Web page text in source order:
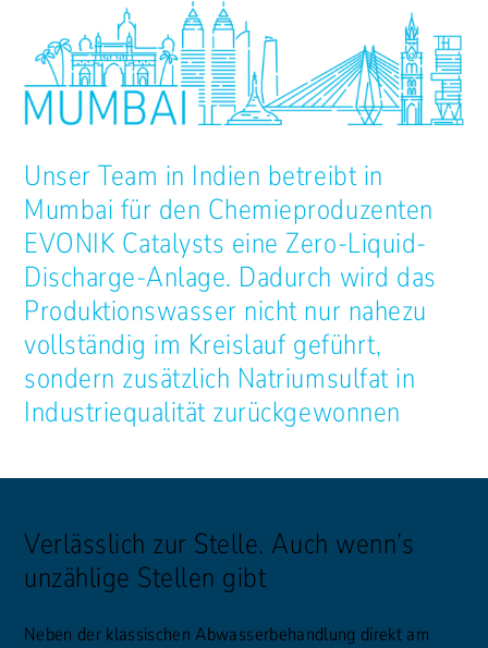
Unser Team in Indien betreibt in
Mumbai für den Chemieproduzenten
EVONIK Catalysts eine Zero-Liquid-
Discharge-Anlage. Dadurch wird das
Produktionswasser nicht nur nahezu
vollständig im Kreislauf geführt,
sondern zusätzlich Natriumsulfat in
Industriequalität zurückgewonnen
Verlässlich zur Stelle. Auch wenn’s
unzählige Stellen gibt
Neben der klassischen Abwasserbehandlung direkt am